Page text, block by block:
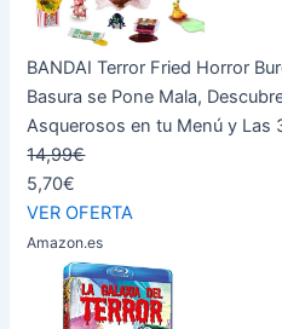
BANDAI Terror Fried Horror
Basura se Pone Mala,
Asquerosos en tu Menú y Las
14,99€
5,70€
VER OFERTA
Amazon.es